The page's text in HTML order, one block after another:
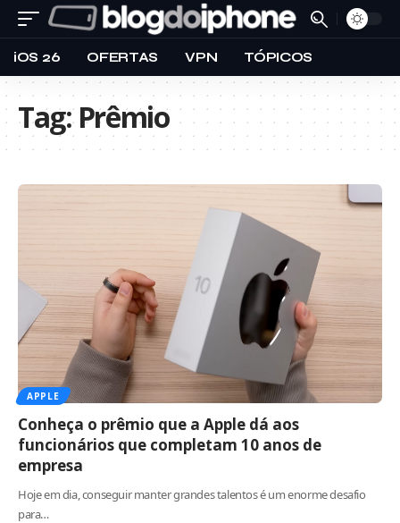
iOS 26 OFERTAS VPN TÓPICOS
Tag:Prêmio
APPLE
Conheça o prêmio que a Apple dá aos
funcionários que completam 10 anos de
empresa
Hoje em dia, conseguir manter grandes talentos é um enorme desafio
para…